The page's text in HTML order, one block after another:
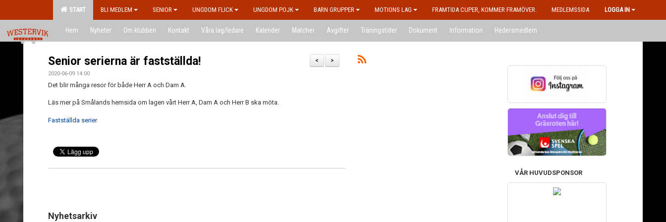
START BLI MEDLEM SENIOR UNGDOM FLICK UNGDOM POJK BARN GRUPPER MOTIONS LAG FRAMTIDA CUPER, KOMMER FRAMÖVER. MEDLEMSSIDA LOGGA IN
Hem Nyheter Om klubben Kontakt Våra lag/ledare Kalender Matcher Avgifter Träningstider Dokument Information Hedersmedlem
>
<
Senior serierna är fastställda!
2020-06-09 14:00
Det blir många resor för både Herr A och Dam A.
Läs mer på Smålands hemsida om lagen vårt Herr A, Dam A och Herr B ska möta.
Fastställda serier
Nyhetsarkiv
VÅR HUVUDSPONSOR